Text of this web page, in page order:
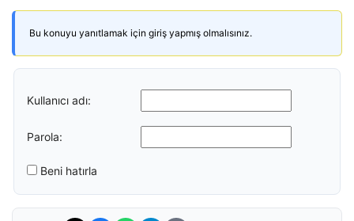
Bu konuyu yanıtlamak için giriş yapmış olmalısınız.
Kullanıcı adı:
Parola:
Beni hatırla